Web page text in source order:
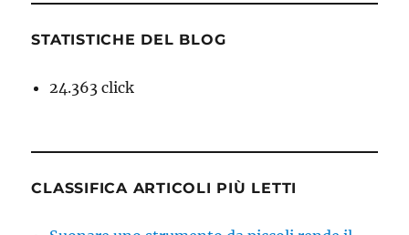
STATISTICHE DEL BLOG
24.363 click
CLASSIFICA ARTICOLI PIÙ LETTI